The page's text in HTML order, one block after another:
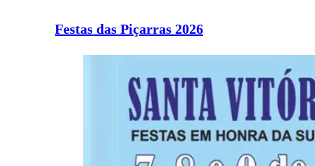
Festas das Piçarras 2026